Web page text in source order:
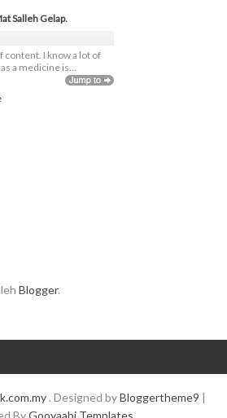
Salleh Gelap.
content. I know a lot of
a medicine is...
Blogger.
. Designed byBloggertheme9 |
ByGooyaabi Templates